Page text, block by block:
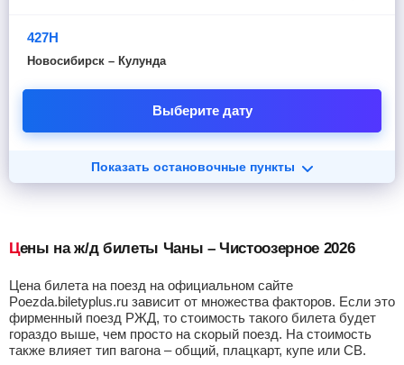
427Н
Новосибирск – Кулунда
Выберите дату
Показать остановочные пункты
Цены на ж/д билеты Чаны – Чистоозерное 2026
Цена билета на поезд на официальном сайте
Poezda.biletyplus.ru зависит от множества факторов. Если это
фирменный поезд РЖД, то стоимость такого билета будет
гораздо выше, чем просто на скорый поезд. На стоимость
также влияет тип вагона – общий, плацкарт, купе или СВ.